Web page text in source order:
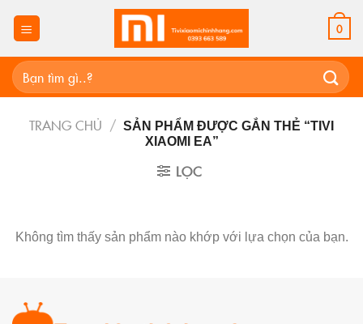
0
Tìm
kiếm:
TRANG CHỦ / SẢN PHẨM ĐƯỢC GẮN THẺ “TIVI
XIAOMI EA”
LỌC
Không tìm thấy sản phẩm nào khớp với lựa chọn của bạn.